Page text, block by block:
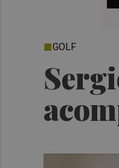
GOLF